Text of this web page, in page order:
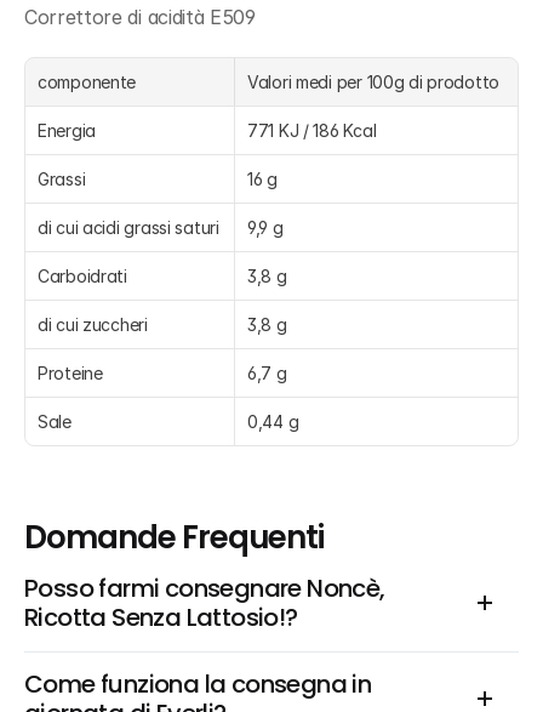
Correttore di acidità E509
componente Valori medi per 100g di prodotto
Energia 771 KJ / 186 Kcal
Grassi 16 g
di cui acidi grassi saturi 9,9 g
Carboidrati 3,8 g
di cui zuccheri 3,8 g
Proteine 6,7 g
Sale 0,44 g
Domande Frequenti
Posso farmi consegnare Noncè,
Ricotta Senza Lattosio!?
Come funziona la consegna in